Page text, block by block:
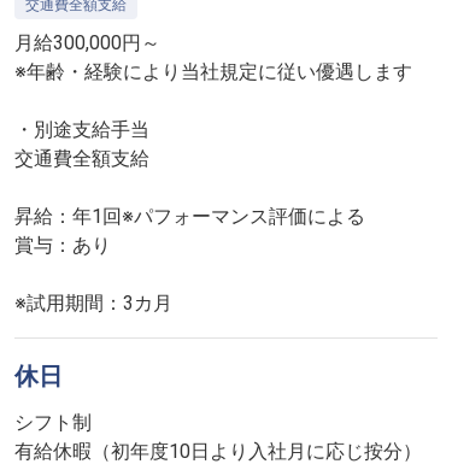
交通費全額支給
月給300,000円～
※年齢・経験により当社規定に従い優遇します
・別途支給手当
交通費全額支給
昇給：年1回※パフォーマンス評価による
賞与：あり
※試用期間：3カ月
休日
シフト制
有給休暇（初年度10日より入社月に応じ按分）